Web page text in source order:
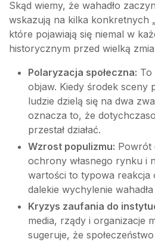
Skąd wiemy, że wahadło
wskazują na kilka konkretnych
które pojawiają się niemal w
historycznym przed wielką
Polaryzacja społeczna: To
objaw. Kiedy środek sceny
ludzie dzielą się na dwa
oznacza to, że
przestał działać.
Wzrost populizmu: Powrót
ochrony własnego rynku i
wartości to typowa reakcja
dalekie wychylenie
Kryzys zaufania do
media, rządy i organizacje
sugeruje, że